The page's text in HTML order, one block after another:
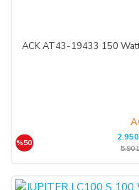
ACK AT43-19433 150
%50